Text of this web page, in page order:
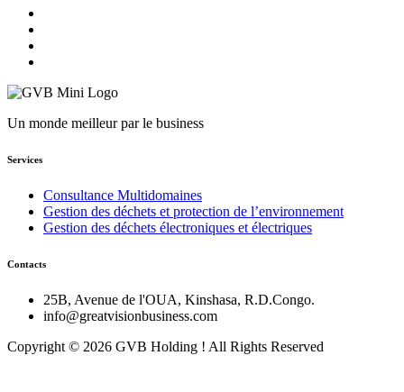
Un monde meilleur par le business
Services
Consultance Multidomaines
Gestion des déchets et protection de l’environnement
Gestion des déchets électroniques et électriques
Contacts
25B, Avenue de l'OUA, Kinshasa, R.D.Congo.
info@greatvisionbusiness.com
Copyright © 2026 GVB Holding ! All Rights Reserved